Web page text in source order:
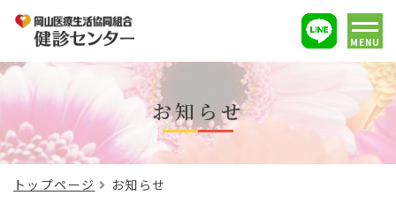
MENU
お知らせ
トップページ お知らせ